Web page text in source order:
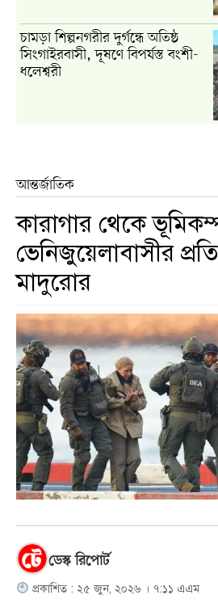
চামড়া শিল্পনগরীর দুর্গন্ধে অতিষ্ঠ
সিংগাইরবাসী, দূষণে বিপর্যস্ত বংশী-
ধলেশ্বরী